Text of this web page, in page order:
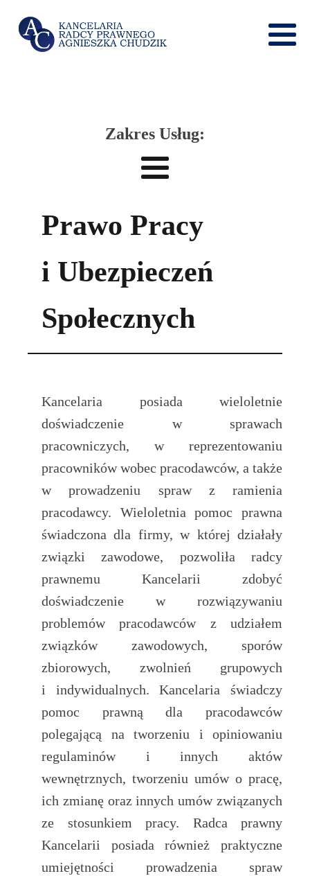
Zakres Usług:
Prawo Pracy
i Ubezpieczeń
Społecznych
Kancelaria posiada wieloletnie
doświadczenie w sprawach
pracowniczych, w reprezentowaniu
pracowników wobec pracodawców, a także
w prowadzeniu spraw z ramienia
pracodawcy. Wieloletnia pomoc prawna
świadczona dla firmy, w której działały
związki zawodowe, pozwoliła radcy
prawnemu Kancelarii zdobyć
doświadczenie w rozwiązywaniu
problemów pracodawców z udziałem
związków zawodowych, sporów
zbiorowych, zwolnień grupowych
i indywidualnych. Kancelaria świadczy
pomoc prawną dla pracodawców
polegającą na tworzeniu i opiniowaniu
regulaminów i innych aktów
wewnętrznych, tworzeniu umów o pracę,
ich zmianę oraz innych umów związanych
ze stosunkiem pracy. Radca prawny
Kancelarii posiada również praktyczne
umiejętności prowadzenia spraw